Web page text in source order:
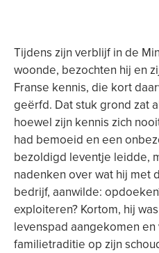
Tijdens zijn verblijf in de
woonde, bezochten hij en
Franse kennis, die kort
geërfd. Dat stuk grond zat
hoewel zijn kennis zich
had bemoeid en een
bezoldigd leventje leidde,
nadenken over wat hij met
bedrijf, aanwilde:
exploiteren? Kortom, hij
levenspad aangekomen
familietraditie op zijn